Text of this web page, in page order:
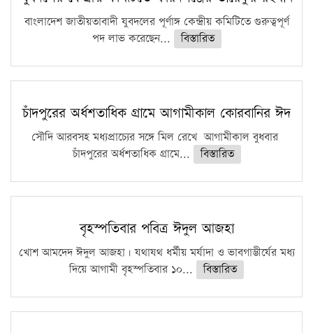
ফরিদগঞ্জে আগুনে পুড়লো ৬ ব্যবসা প্রতিষ্ঠান
বাংলাদেশ জাতীয়তাবাদী যুবদলের পূর্ণাঙ্গ কেন্দ্রীয় কমিটিতে গুরুত্বপূর্ণ
পদ লাভ করেছেন...
বিস্তারিত
চাঁদপুরের অর্ধশতাধিক গ্রামে আগামীকাল কোরবানির ঈদ
সৌদি আরবসহ মধ্যপ্রাচ্যের সঙ্গে মিল রেখে আগামীকাল বুধবার
চাঁদপুরের অর্ধশতাধিক গ্রামে...
বিস্তারিত
বৃহস্পতিবার পবিত্র ঈদুল আজহা
খোশ আমদেদ ঈদুল আজহা। যথাযথ ধর্মীয় মর্যাদা ও ভাবগাম্ভীর্যের মধ্য
দিয়ে আগামী বৃহস্পতিবার ১০...
বিস্তারিত